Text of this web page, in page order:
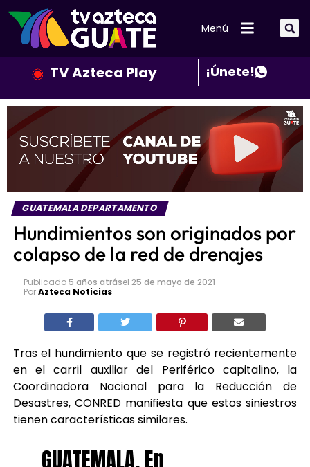
Menú
TV Azteca Play ¡Únete!
GUATEMALA DEPARTAMENTO
Hundimientos son originados por
colapso de la red de drenajes
Publicado5 años atrásel 25 de mayo de 2021
PorAzteca Noticias
Tras el hundimiento que se registró recientemente
en el carril auxiliar del Periférico capitalino, la
Coordinadora Nacional para la Reducción de
Desastres, CONRED manifiesta que estos siniestros
tienen características similares.
GUATEMALA. En